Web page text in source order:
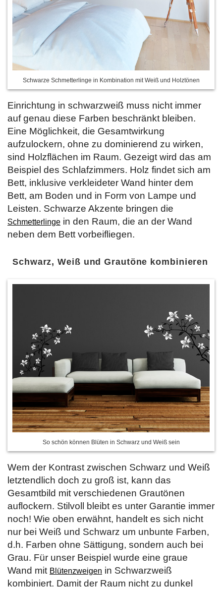
Schwarze Schmetterlinge in Kombination mit Weiß und Holztönen
Einrichtung in schwarzweiß muss nicht immer
auf genau diese Farben beschränkt bleiben.
Eine Möglichkeit, die Gesamtwirkung
aufzulockern, ohne zu dominierend zu wirken,
sind Holzflächen im Raum. Gezeigt wird das am
Beispiel des Schlafzimmers. Holz findet sich am
Bett, inklusive verkleideter Wand hinter dem
Bett, am Boden und in Form von Lampe und
Leisten. Schwarze Akzente bringen die
Schmetterlinge in den Raum, die an der Wand
neben dem Bett vorbeifliegen.
Schwarz, Weiß und Grautöne kombinieren
So schön können Blüten in Schwarz und Weiß sein
Wem der Kontrast zwischen Schwarz und Weiß
letztendlich doch zu groß ist, kann das
Gesamtbild mit verschiedenen Grautönen
auflockern. Stilvoll bleibt es unter Garantie immer
noch! Wie oben erwähnt, handelt es sich nicht
nur bei Weiß und Schwarz um unbunte Farben,
d.h. Farben ohne Sättigung, sondern auch bei
Grau. Für unser Beispiel wurde eine graue
Wand mit Blütenzweigen in Schwarzweiß
kombiniert. Damit der Raum nicht zu dunkel